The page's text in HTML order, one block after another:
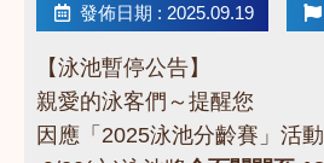
發佈日期 : 2025.09.19
【泳池暫停公告】
親愛的泳客們～提醒您
因應「2025泳池分齡賽」活動